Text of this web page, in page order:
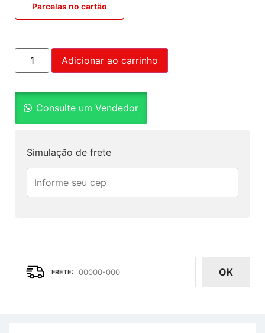
Parcelas no cartão
Adicionar ao carrinho
Consulte um Vendedor
Simulação de frete
OK